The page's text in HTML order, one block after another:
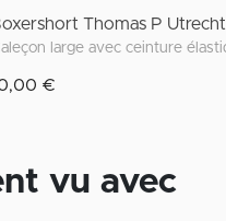
Thomas P Utrecht
€
vu avec